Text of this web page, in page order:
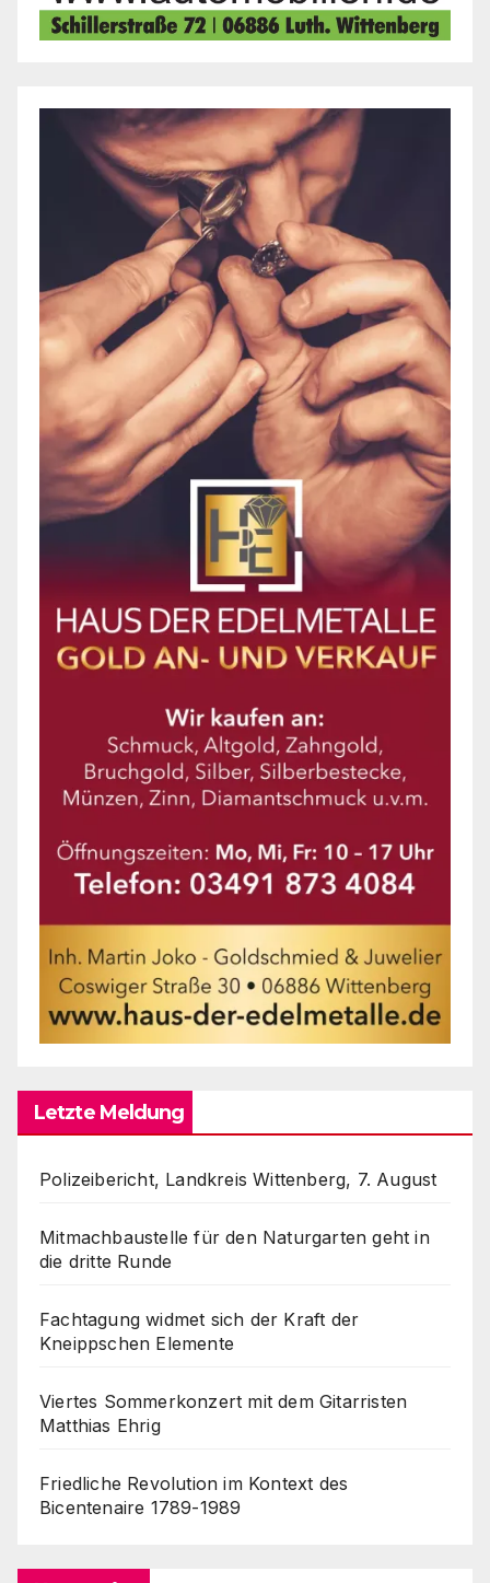
Letzte Meldung
Polizeibericht, Landkreis Wittenberg, 7. August
Mitmachbaustelle für den Naturgarten geht in
die dritte Runde
Fachtagung widmet sich der Kraft der
Kneippschen Elemente
Viertes Sommerkonzert mit dem Gitarristen
Matthias Ehrig
Friedliche Revolution im Kontext des
Bicentenaire 1789-1989